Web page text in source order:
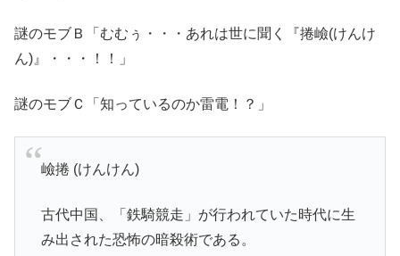
謎のモブＢ「むむぅ・・・あれは世に聞く『捲嶮(けんけ
ん)』・・・！！」
謎のモブＣ「知っているのか雷電！？」
嶮捲 (けんけん)
古代中国、「鉄騎競走」が行われていた時代に生
み出された恐怖の暗殺術である。